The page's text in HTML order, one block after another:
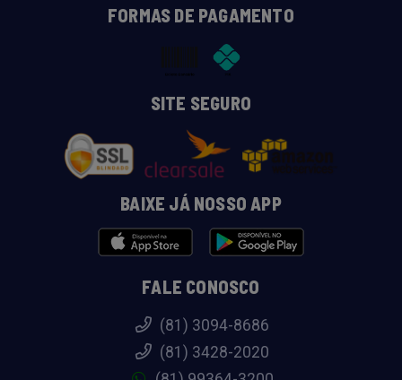
FORMAS DE PAGAMENTO
SITE SEGURO
BAIXE JÁ NOSSO APP
FALE CONOSCO
(81) 3094-8686
(81) 3428-2020